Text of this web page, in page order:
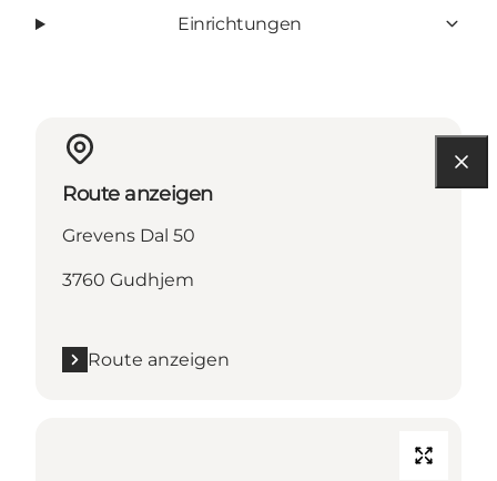
Einrichtungen
Route anzeigen
Grevens Dal 50
3760 Gudhjem
Route anzeigen